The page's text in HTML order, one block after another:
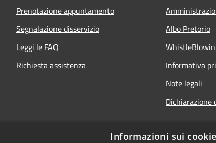
Prenotazione appuntamento
Segnalazione disservizio
Leggi le FAQ
Richiesta assistenza
Albo Pretorio
Informativa
Note legali
Dichiarazione
Informazioni sui cookie